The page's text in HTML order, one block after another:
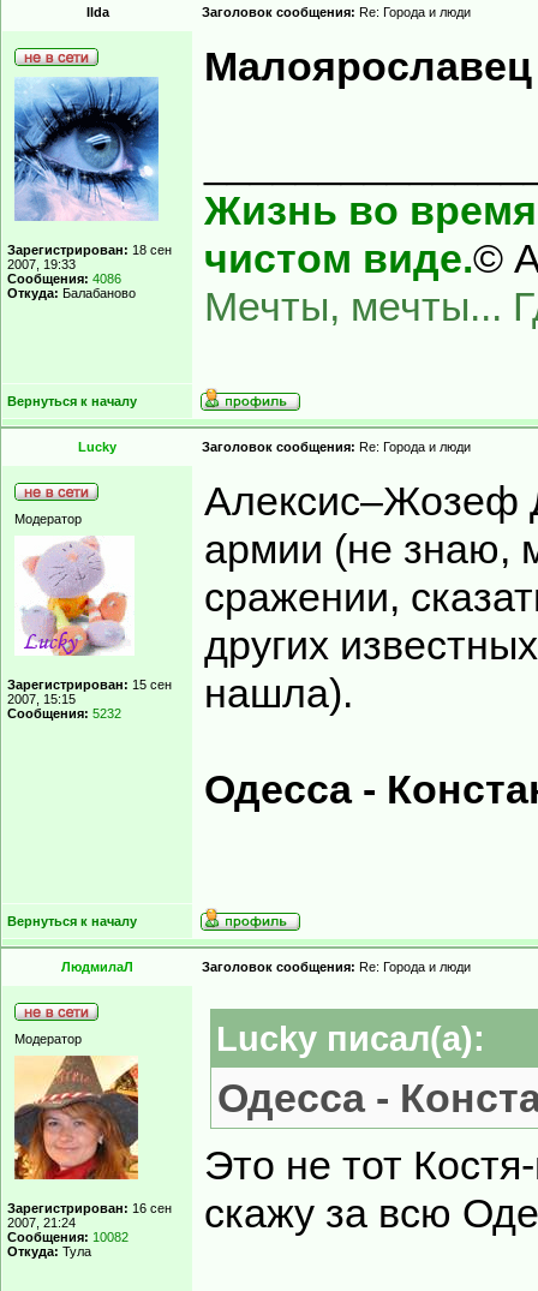
Ilda Заголовок сообщения: Re: Города и люди
Зарегистрирован: 18 сен
2007, 19:33
Сообщения: 4086
Откуда: Балабаново
Жизнь во время
чистом виде.©
Мечты, мечты...
Вернуться к началу
Lucky Заголовок сообщения: Re: Города и люди
Модератор
Зарегистрирован: 15 сен
2007, 15:15
Сообщения: 5232
Алексис–Жозеф
армии (не знаю,
сражении,
других
нашла).
Одесса -
Вернуться к началу
ЛюдмилаЛ Заголовок сообщения: Re: Города и люди
Модератор
Зарегистрирован: 16 сен
2007, 21:24
Сообщения: 10082
Откуда: Тула
Lucky писал(а):
Одесса -
Это не тот
скажу за всю